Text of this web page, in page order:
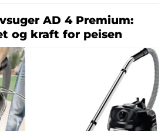
AD 4 Premium:
og kraft for peisen